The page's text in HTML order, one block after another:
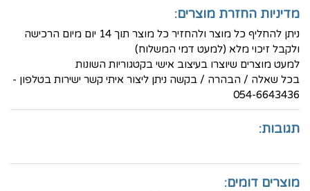
מדיניות החזרת מוצרים:
ניתן להחליף כל מוצר ולהחזיר כל מוצר תוך 14 יום מיום הרכישה
ולקבל זיכוי מלא (למעט דמי המשלוח)
למעט מוצרים שיוצרו בעיצוב אישי בקטגוריות השונות
בכל שאלה / הבהרה / בקשה ניתן ליצור איתי קשר ישירות בטלפון -
054-6643436
תגובות:
מוצרים דומים: